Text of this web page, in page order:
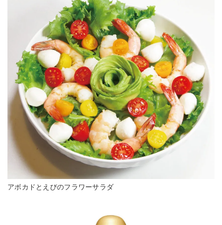
アボカドとえびのフラワーサラダ